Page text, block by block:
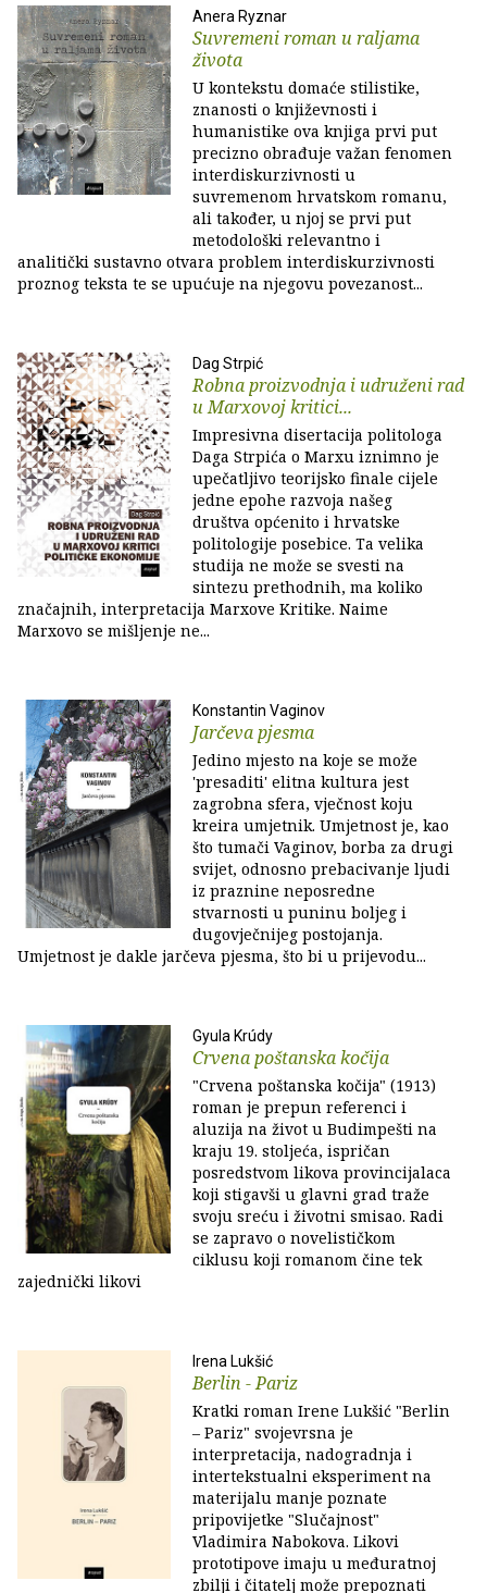
Anera Ryznar
Suvremeni roman u raljama
života
U kontekstu domaće stilistike,
znanosti o književnosti i
humanistike ova knjiga prvi put
precizno obrađuje važan fenomen
interdiskurzivnosti u
suvremenom hrvatskom romanu,
ali također, u njoj se prvi put
metodološki relevantno i
analitički sustavno otvara problem interdiskurzivnosti
proznog teksta te se upućuje na njegovu povezanost...
Dag Strpić
Robna proizvodnja i udruženi rad
u Marxovoj kritici...
Impresivna disertacija politologa
Daga Strpića o Marxu iznimno je
upečatljivo teorijsko finale cijele
jedne epohe razvoja našeg
društva općenito i hrvatske
politologije posebice. Ta velika
studija ne može se svesti na
sintezu prethodnih, ma koliko
značajnih, interpretacija Marxove Kritike. Naime
Marxovo se mišljenje ne...
Konstantin Vaginov
Jarčeva pjesma
Jedino mjesto na koje se može
'presaditi' elitna kultura jest
zagrobna sfera, vječnost koju
kreira umjetnik. Umjetnost je, kao
što tumači Vaginov, borba za drugi
svijet, odnosno prebacivanje ljudi
iz praznine neposredne
stvarnosti u puninu boljeg i
dugovječnijeg postojanja.
Umjetnost je dakle jarčeva pjesma, što bi u prijevodu...
Gyula Krúdy
Crvena poštanska kočija
"Crvena poštanska kočija" (1913)
roman je prepun referenci i
aluzija na život u Budimpešti na
kraju 19. stoljeća, ispričan
posredstvom likova provincijalaca
koji stigavši u glavni grad traže
svoju sreću i životni smisao. Radi
se zapravo o novelističkom
ciklusu koji romanom čine tek
zajednički likovi
Irena Lukšić
Berlin - Pariz
Kratki roman Irene Lukšić "Berlin
– Pariz" svojevrsna je
interpretacija, nadogradnja i
intertekstualni eksperiment na
materijalu manje poznate
pripovijetke "Slučajnost"
Vladimira Nabokova. Likovi
prototipove imaju u međuratnoj
zbilji i čitatelj može prepoznati